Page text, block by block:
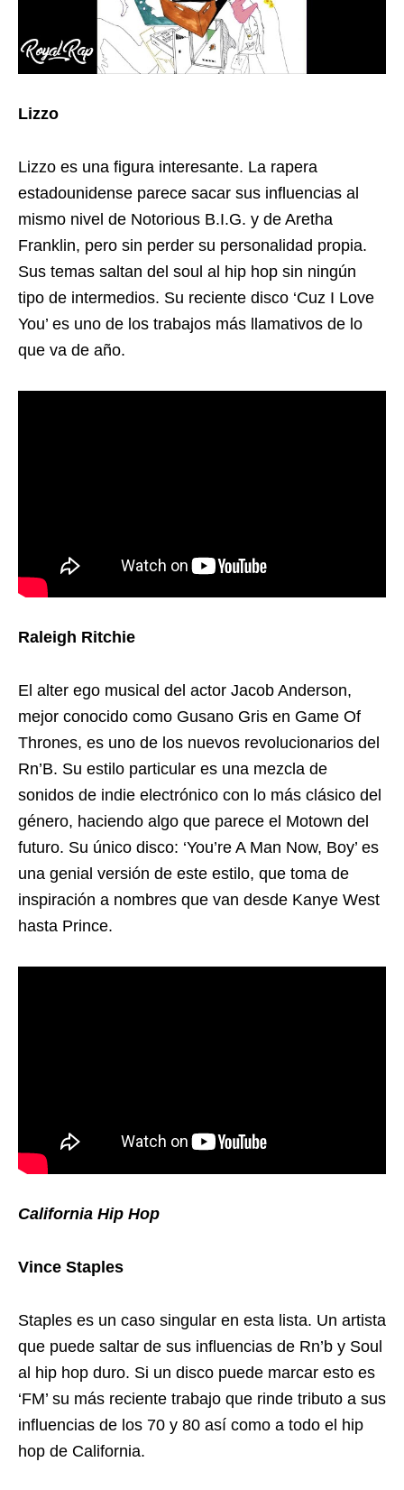
Lizzo
Lizzo es una figura interesante. La rapera
estadounidense parece sacar sus influencias al
mismo nivel de Notorious B.I.G. y de Aretha
Franklin, pero sin perder su personalidad propia.
Sus temas saltan del soul al hip hop sin ningún
tipo de intermedios. Su reciente disco ‘Cuz I Love
You’ es uno de los trabajos más llamativos de lo
que va de año.
Raleigh Ritchie
El alter ego musical del actor Jacob Anderson,
mejor conocido como Gusano Gris en Game Of
Thrones, es uno de los nuevos revolucionarios del
Rn’B. Su estilo particular es una mezcla de
sonidos de indie electrónico con lo más clásico del
género, haciendo algo que parece el Motown del
futuro. Su único disco: ‘You’re A Man Now, Boy’ es
una genial versión de este estilo, que toma de
inspiración a nombres que van desde Kanye West
hasta Prince.
California Hip Hop
Vince Staples
Staples es un caso singular en esta lista. Un artista
que puede saltar de sus influencias de Rn’b y Soul
al hip hop duro. Si un disco puede marcar esto es
‘FM’ su más reciente trabajo que rinde tributo a sus
influencias de los 70 y 80 así como a todo el hip
hop de California.